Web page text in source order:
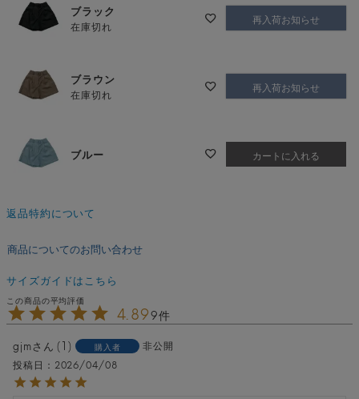
ブラック
在庫切れ 再入荷お知らせ
ブラウン
在庫切れ 再入荷お知らせ
ブルー カートに入れる
返品特約について
商品についてのお問い合わせ
サイズガイドはこちら
4.899
gjm 1 購入者
非公開
投稿日
2026/04/08